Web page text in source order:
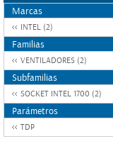
Marcas
INTEL (2)
Familias
VENTILADORES (2)
Subfamilias
SOCKET INTEL 1700 (2)
Parámetros
TDP